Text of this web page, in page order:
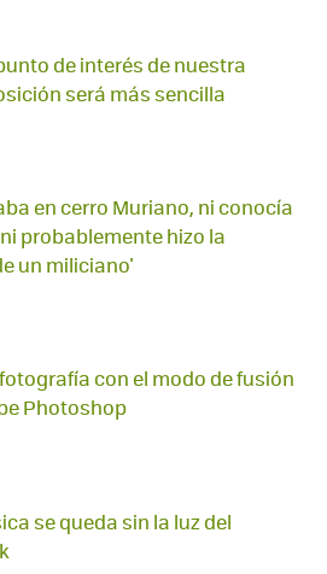
de interés de nuestra
será más sencilla
en cerro Muriano, ni conocía
probablemente hizo la
un miliciano'
con el modo de fusión
Photoshop
se queda sin la luz del